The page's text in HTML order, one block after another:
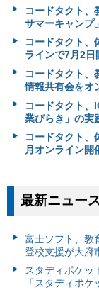
コードタクト、
サマーキャンプ
コードタクト、
ラインで7月2日
コードタクト、
情報共有会をオ
コードタクト、
業びらき」の実
コードタクト、
月オンライン開
最新ニュー
富⼠ソフト、教
登校支援が大府
スタディポケッ
「スタディポ